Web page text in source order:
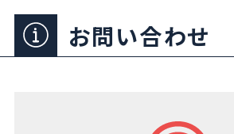
お問い合わせ